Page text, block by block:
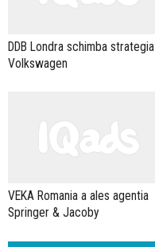
DDB Londra schimba strategia
Volkswagen
VEKA Romania a ales agentia
Springer & Jacoby